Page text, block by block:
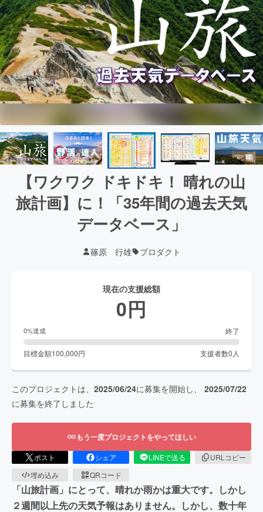
【ワクワク ドキドキ！ 晴れの山
旅計画】に！「35年間の過去天気
データベース」
篠原 行雄 プロダクト
現在の支援総額
0円
0%達成 終了
目標金額100,000円 支援者数0 人
このプロジェクトは、 2025/06/24に募集を開始し、 2025/07/22
に募集を終了しました
もう一度プロジェクトをやってほしい
ポスト シェア LINEで送る
URLコピー
埋め込み
QRコード
「山旅計画」にとって、晴れか雨かは重大です。しかし
２週間以上先の天気予報はありません。しかし、数十年